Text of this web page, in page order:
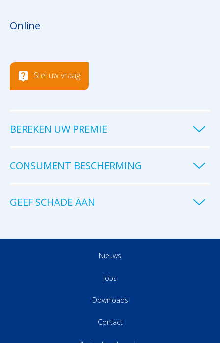
Online
Stel uw vraag
BEREKEN UW PREMIE
CONSUMENT BESCHERMING
GEEF SCHADE AAN
Nieuws
Jobs
Downloads
Contact